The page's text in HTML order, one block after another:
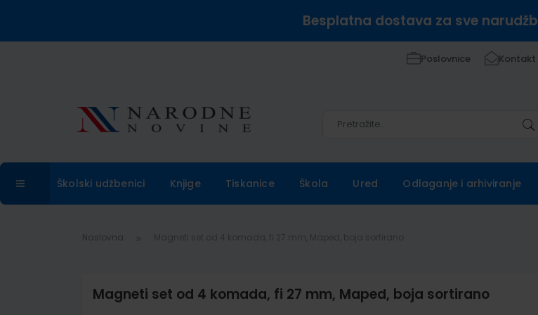
Besplatna dostava za sve
Poslovnice Kontakt
Školski udžbenici Knjige Tiskanice Škola Ured Odlaganje i arhiviranje
Naslovna
Magneti set od 4 komada, fi 27 mm, Maped, boja sortirano